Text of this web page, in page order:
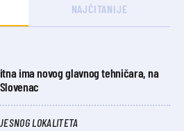
NAJČITANIJE
ima novog glavnog tehničara, na
LOKALITETA